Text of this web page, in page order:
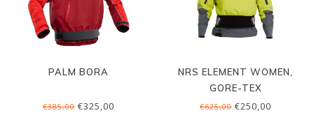
PALM BORA
€385,00 €325,00
NRS ELEMENT WOMEN,
GORE-TEX
€625,00 €250,00